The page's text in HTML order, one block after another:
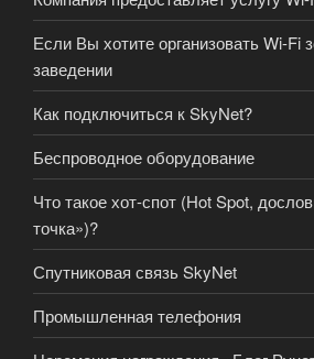
Если Вы хотите организовать Wi-Fi
заведении
Как подключиться к SkyNet?
Беспроводное оборудование
Что такое хот-спот (Hot Spot,
точка»)?
Спутниковая связь SkyNet
Промышленная телефония